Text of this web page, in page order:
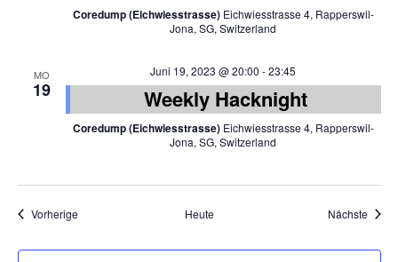
Coredump (Eichwiesstrasse) Eichwiesstrasse 4, Rapperswil-
Jona, SG, Switzerland
MO
19
Juni 19, 2023 @ 20:00 -23:45
Weekly Hacknight
Coredump (Eichwiesstrasse) Eichwiesstrasse 4, Rapperswil-
Jona, SG, Switzerland
VorherigeVeranstaltungen Heute Nächste